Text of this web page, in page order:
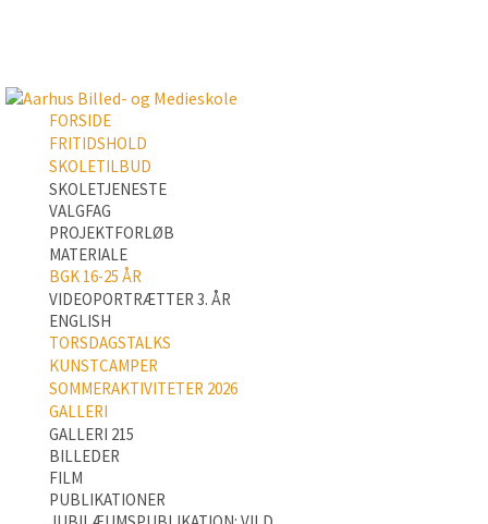
FORSIDE
FRITIDSHOLD
SKOLETILBUD
SKOLETJENESTE
VALGFAG
PROJEKTFORLØB
MATERIALE
BGK 16-25 ÅR
VIDEOPORTRÆTTER 3. ÅR
ENGLISH
TORSDAGSTALKS
KUNSTCAMPER
SOMMERAKTIVITETER 2026
GALLERI
GALLERI 215
BILLEDER
FILM
PUBLIKATIONER